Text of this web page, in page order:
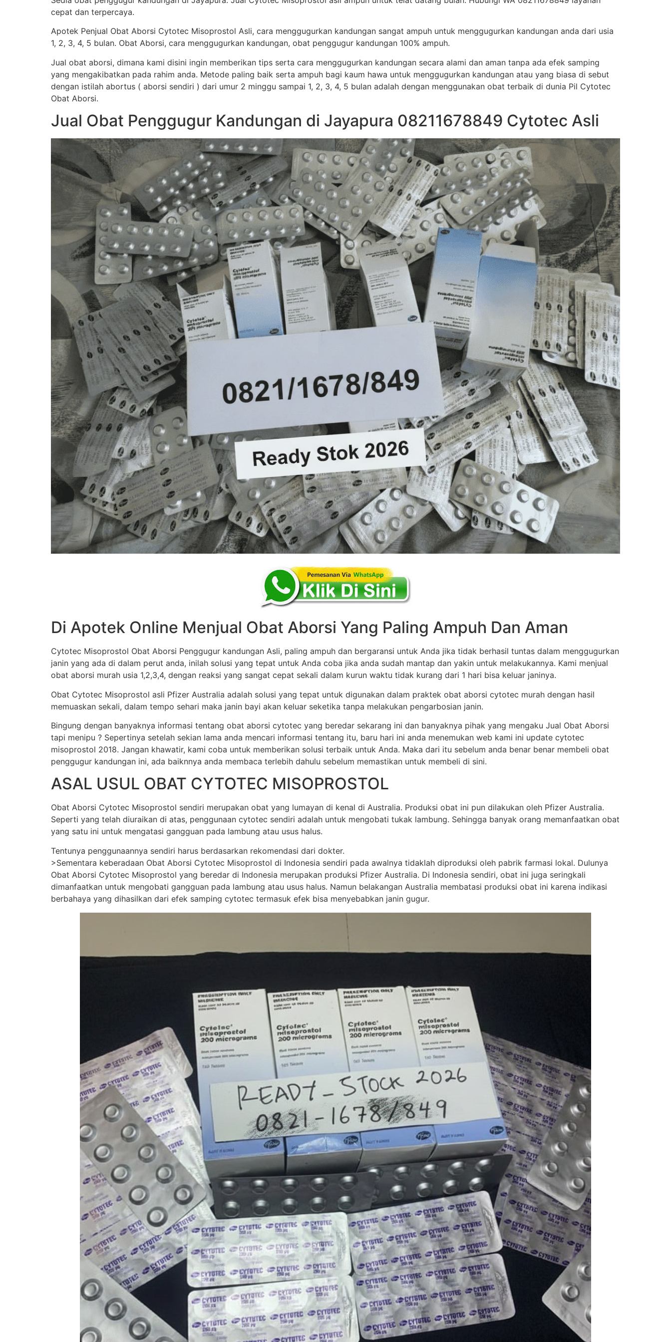
cepat dan terpercaya.
Apotek Penjual Obat Aborsi Cytotec Misoprostol Asli, cara menggugurkan kandungan sangat ampuh untuk menggugurkan kandungan anda dari usia
1, 2, 3, 4, 5 bulan. Obat Aborsi, cara menggugurkan kandungan, obat penggugur kandungan 100% ampuh.
Jual obat aborsi, dimana kami disini ingin memberikan tips serta cara menggugurkan kandungan secara alami dan aman tanpa ada efek samping
yang mengakibatkan pada rahim anda. Metode paling baik serta ampuh bagi kaum hawa untuk menggugurkan kandungan atau yang biasa di sebut
dengan istilah abortus ( aborsi sendiri ) dari umur 2 minggu sampai 1, 2, 3, 4, 5 bulan adalah dengan menggunakan obat terbaik di dunia Pil Cytotec
Obat Aborsi.
Jual Obat Penggugur Kandungan di Jayapura 08211678849 Cytotec Asli
Di Apotek Online Menjual Obat Aborsi Yang Paling Ampuh Dan Aman
Cytotec Misoprostol Obat Aborsi Penggugur kandungan Asli, paling ampuh dan bergaransi untuk Anda jika tidak berhasil tuntas dalam menggugurkan
janin yang ada di dalam perut anda, inilah solusi yang tepat untuk Anda coba jika anda sudah mantap dan yakin untuk melakukannya. Kami menjual
obat aborsi murah usia 1,2,3,4, dengan reaksi yang sangat cepat sekali dalam kurun waktu tidak kurang dari 1 hari bisa keluar janinya.
Obat Cytotec Misoprostol asli Pfizer Australia adalah solusi yang tepat untuk digunakan dalam praktek obat aborsi cytotec murah dengan hasil
memuaskan sekali, dalam tempo sehari maka janin bayi akan keluar seketika tanpa melakukan pengarbosian janin.
Bingung dengan banyaknya informasi tentang obat aborsi cytotec yang beredar sekarang ini dan banyaknya pihak yang mengaku Jual Obat Aborsi
tapi menipu ? Sepertinya setelah sekian lama anda mencari informasi tentang itu, baru hari ini anda menemukan web kami ini update cytotec
misoprostol 2018. Jangan khawatir, kami coba untuk memberikan solusi terbaik untuk Anda. Maka dari itu sebelum anda benar benar membeli obat
penggugur kandungan ini, ada baiknnya anda membaca terlebih dahulu sebelum memastikan untuk membeli di sini.
ASAL USUL OBAT CYTOTEC MISOPROSTOL
Obat Aborsi Cytotec Misoprostol sendiri merupakan obat yang lumayan di kenal di Australia. Produksi obat ini pun dilakukan oleh Pfizer Australia.
Seperti yang telah diuraikan di atas, penggunaan cytotec sendiri adalah untuk mengobati tukak lambung. Sehingga banyak orang memanfaatkan obat
yang satu ini untuk mengatasi gangguan pada lambung atau usus halus.
Tentunya penggunaannya sendiri harus berdasarkan rekomendasi dari dokter.
>Sementara keberadaan Obat Aborsi Cytotec Misoprostol di Indonesia sendiri pada awalnya tidaklah diproduksi oleh pabrik farmasi lokal. Dulunya
Obat Aborsi Cytotec Misoprostol yang beredar di Indonesia merupakan produksi Pfizer Australia. Di Indonesia sendiri, obat ini juga seringkali
dimanfaatkan untuk mengobati gangguan pada lambung atau usus halus. Namun belakangan Australia membatasi produksi obat ini karena indikasi
berbahaya yang dihasilkan dari efek samping cytotec termasuk efek bisa menyebabkan janin gugur.